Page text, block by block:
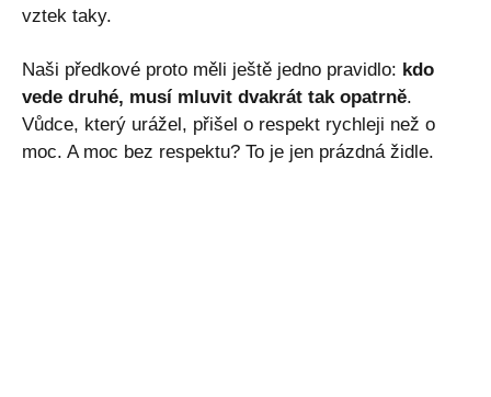
vztek taky.
Naši předkové proto měli ještě jedno pravidlo: kdo
vede druhé, musí mluvit dvakrát tak opatrně.
Vůdce, který urážel, přišel o respekt rychleji než o
moc. A moc bez respektu? To je jen prázdná židle.